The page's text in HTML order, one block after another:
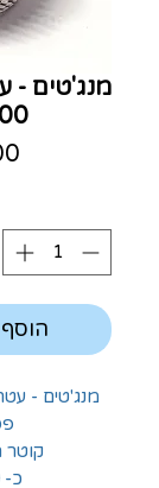
100
קוטר
כ- 100 יחידות